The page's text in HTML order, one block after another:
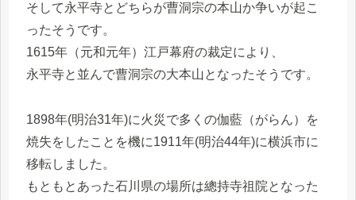
そして永平寺とどちらが曹洞宗の本山か争いが起こ
ったそうです。
1615年（元和元年）江戸幕府の裁定により、
永平寺と並んで曹洞宗の大本山となったそうです。
1898年(明治31年)に火災で多くの伽藍（がらん）を
焼失をしたことを機に1911年(明治44年)に横浜市に
移転しました。
もともとあった石川県の場所は總持寺祖院となった